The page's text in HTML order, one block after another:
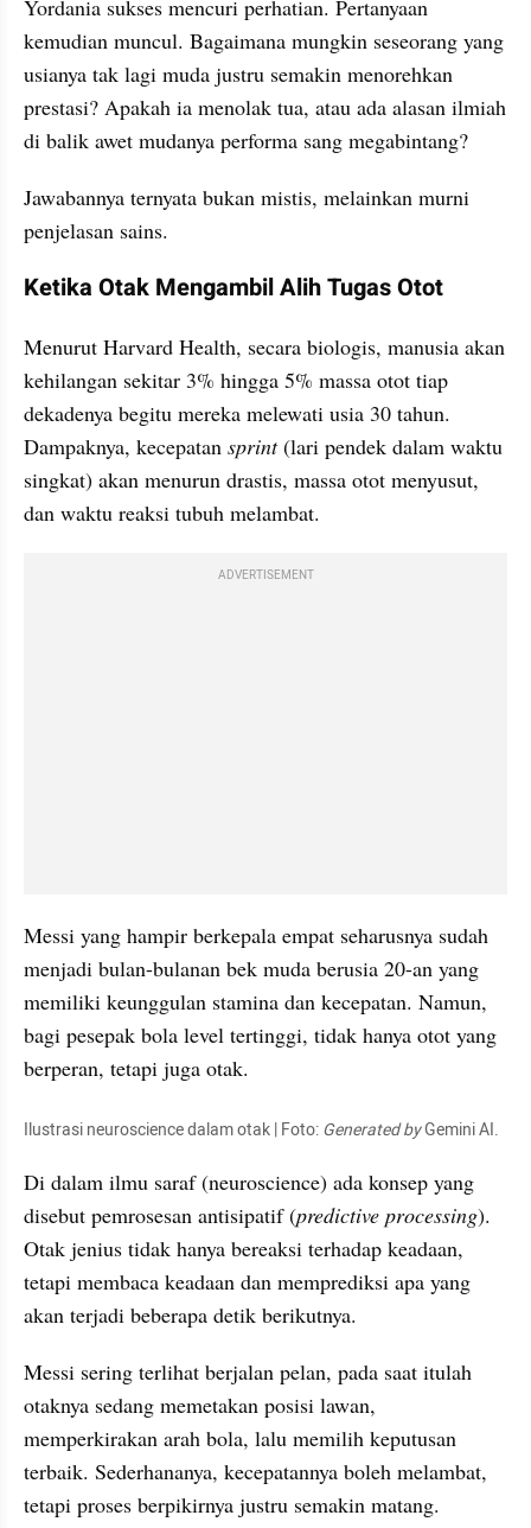
Yordania sukses mencuri perhatian. Pertanyaan
kemudian muncul. Bagaimana mungkin seseorang yang
usianya tak lagi muda justru semakin menorehkan
prestasi? Apakah ia menolak tua, atau ada alasan ilmiah
di balik awet mudanya performa sang megabintang?
Jawabannya ternyata bukan mistis, melainkan murni
penjelasan sains.
Ketika Otak Mengambil Alih Tugas Otot
Menurut Harvard Health, secara biologis, manusia akan
kehilangan sekitar 3% hingga 5% massa otot tiap
dekadenya begitu mereka melewati usia 30 tahun.
Dampaknya, kecepatan sprint (lari pendek dalam waktu
singkat) akan menurun drastis, massa otot menyusut,
dan waktu reaksi tubuh melambat.
ADVERTISEMENT
Messi yang hampir berkepala empat seharusnya sudah
menjadi bulan-bulanan bek muda berusia 20-an yang
memiliki keunggulan stamina dan kecepatan. Namun,
bagi pesepak bola level tertinggi, tidak hanya otot yang
berperan, tetapi juga otak.
Ilustrasi neuroscience dalam otak | Foto: Generated by Gemini AI.
Di dalam ilmu saraf (neuroscience) ada konsep yang
disebut pemrosesan antisipatif (predictive processing).
Otak jenius tidak hanya bereaksi terhadap keadaan,
tetapi membaca keadaan dan memprediksi apa yang
akan terjadi beberapa detik berikutnya.
Messi sering terlihat berjalan pelan, pada saat itulah
otaknya sedang memetakan posisi lawan,
memperkirakan arah bola, lalu memilih keputusan
terbaik. Sederhananya, kecepatannya boleh melambat,
tetapi proses berpikirnya justru semakin matang.